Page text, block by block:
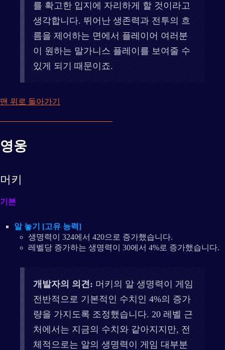
를 확고한 입지에 자리하게 할 것이라고
생각합니다. 뛰어난 생존력과 전투의 흐
름을 제어하는 면에서 플레이어 여러분
이 원하는 말가니스 플레이를 보여줄 수
있게 되기 때문이죠.
맨 위로 돌아가기
영웅
머키
기본
알 놓기 [고유 능력]
생명력이 324에서 420으로 증가했습니다.
레벨당 증가하는 생명력이 30에서 4%로 증가했습니다.
개발자의 의견: 머키의 알 생명력이 게임
전반적으로 기본적인 수치인 4%의 증가
량을 가지도록 조정했습니다. 20 레벨 근
처에서는 지금의 수치와 같아지지만, 전
체적으로는 알의 생명력이 게임 대부분